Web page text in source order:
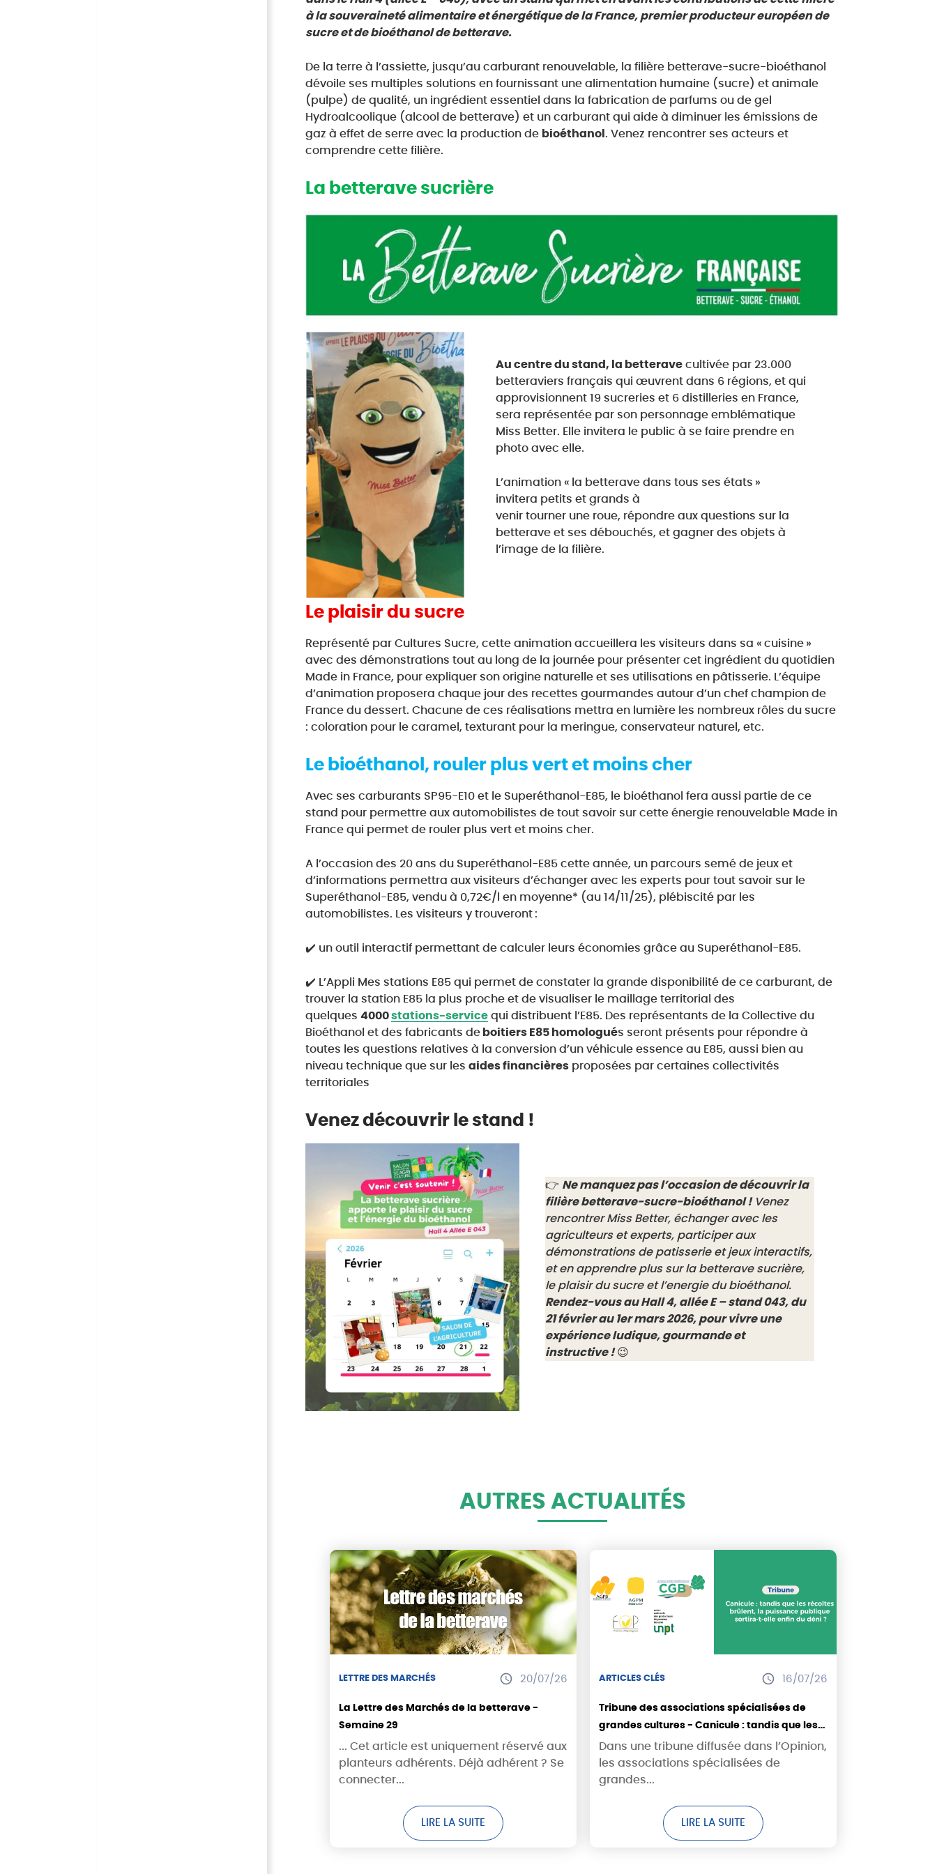
à la souveraineté alimentaire et énergétique de la France, premier producteur européen de
sucre et de bioéthanol de betterave.
De la terre à l’assiette, jusqu’au carburant renouvelable, la filière betterave-sucre-bioéthanol
dévoile ses multiples solutions en fournissant une alimentation humaine (sucre) et animale
(pulpe) de qualité, un ingrédient essentiel dans la fabrication de parfums ou de gel
Hydroalcoolique (alcool de betterave) et un carburant qui aide à diminuer les émissions de
gaz à effet de serre avec la production de bioéthanol . Venez rencontrer ses acteurs et
comprendre cette filière.
La betterave sucrière
Au centre du stand, la betterave cultivée par 23.000
betteraviers français qui œuvrent dans 6 régions, et qui
approvisionnent 19 sucreries et 6 distilleries en France,
sera représentée par son personnage emblématique
Miss Better. Elle invitera le public à se faire prendre en
photo avec elle.
L’animation « la betterave dans tous ses états »
invitera petits et grands à
venir tourner une roue, répondre aux questions sur la
betterave et ses débouchés, et gagner des objets à
l’image de la filière.
Le plaisir du sucre
Représenté par Cultures Sucre, cette animation accueillera les visiteurs dans sa « cuisine »
avec des démonstrations tout au long de la journée pour présenter cet ingrédient du quotidien
Made in France, pour expliquer son origine naturelle et ses utilisations en pâtisserie. L’équipe
d’animation proposera chaque jour des recettes gourmandes autour d’un chef champion de
France du dessert. Chacune de ces réalisations mettra en lumière les nombreux rôles du sucre
: coloration pour le caramel, texturant pour la meringue, conservateur naturel, etc.
Le bioéthanol , rouler plus vert et moins cher
Avec ses carburants SP95-E10 et le Superéthanol-E85, le bioéthanol fera aussi partie de ce
stand pour permettre aux automobilistes de tout savoir sur cette énergie renouvelable Made in
France qui permet de rouler plus vert et moins cher.
A l’occasion des 20 ans du Superéthanol-E85 cette année, un parcours semé de jeux et
d’informations permettra aux visiteurs d’échanger avec les experts pour tout savoir sur le
Superéthanol-E85, vendu à 0,72€/l en moyenne* (au 14/11/25), plébiscité par les
automobilistes. Les visiteurs y trouveront :
✔️ un outil interactif permettant de calculer leurs économies grâce au Superéthanol-E85.
✔️ L’Appli Mes stations E85 qui permet de constater la grande disponibilité de ce carburant, de
trouver la station E85 la plus proche et de visualiser le maillage territorial des
quelques4000stations-service qui distribuent l’E85. Des représentants de la Collective du
Bioéthanol et des fabricants de boitiers E85 homologués seront présents pour répondre à
toutes les questions relatives à la conversion d’un véhicule essence au E85, aussi bien au
niveau technique que sur lesaides financières proposées par certaines collectivités
territoriales
Venez découvrir le stand !
👉 Ne manquez pas l’occasion de découvrir la
filière betterave-sucre-bioéthanol !Venez
rencontrer Miss Better, échanger avec les
agriculteurs et experts, participer aux
démonstrations de patisserie et jeux interactifs,
et en apprendre plus sur la betterave sucrière,
le plaisir du sucre et l’energie du bioéthanol.
Rendez-vous au Hall 4, allée E – stand 043, du
21 février au 1er mars 2026, pour vivre une
expérience ludique, gourmande et
instructive !😉
AUTRES ACTUALITÉS
LETTRE DES MARCHÉS 20/07/26
La Lettre des Marchés de la betterave -
Semaine 29
... Cet article est uniquement réservé aux
planteurs adhérents. Déjà adhérent ? Se
connecter...
LIRE LA SUITE
ARTICLES CLÉS 16/07/26
Tribune des associations spécialisées de
grandes cultures - Canicule : tandis que les
récoltes brûlent, la puissance publique
sortira-t-elle enfin du déni ?
Dans une tribune diffusée dans l’Opinion,
les associations spécialisées de
grandes...
LIRE LA SUITE